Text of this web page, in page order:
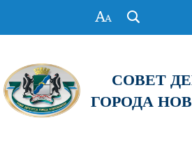
СОВЕТ
ГОРОДА